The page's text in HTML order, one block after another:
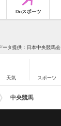
Doスポーツ
ータ提供：日本中央競馬会
天気 スポーツ
中央競馬